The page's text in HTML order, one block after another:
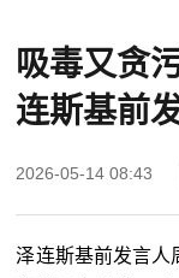
吸毒又贪
连斯基前
2026-05-14 08:43
泽连斯基前发言人